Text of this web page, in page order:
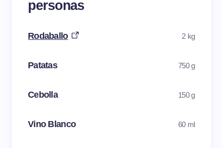
personas
Rodaballo 2 kg
Patatas 750 g
Cebolla 150 g
Vino Blanco 60 ml